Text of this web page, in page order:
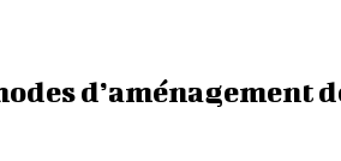
d’aménagement